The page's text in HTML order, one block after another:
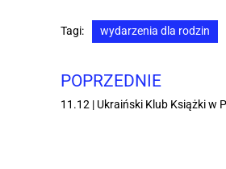
Tagi: wydarzenia dla rodzin
POPRZEDNIE
11.12 | Ukraiński Klub Książki w